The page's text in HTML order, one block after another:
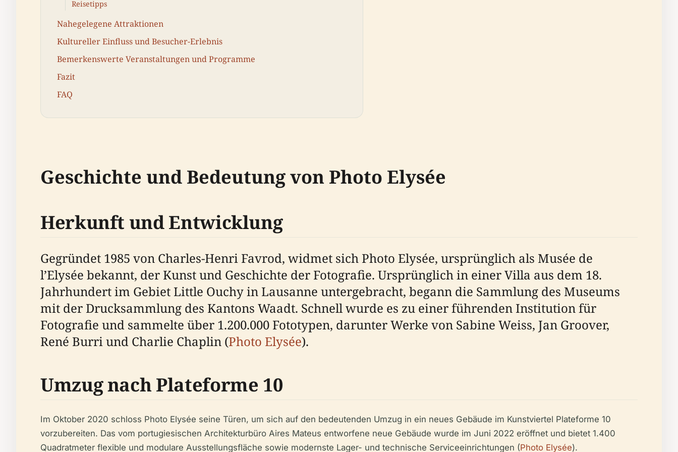
Reisetipps
Nahegelegene Attraktionen
Kultureller Einfluss und Besucher-Erlebnis
Bemerkenswerte Veranstaltungen und Programme
Fazit
FAQ
Geschichte und Bedeutung von Photo Elysée
Herkunft und Entwicklung
Gegründet 1985 von Charles-Henri Favrod, widmet sich Photo Elysée, ursprünglich als Musée de
l’Elysée bekannt, der Kunst und Geschichte der Fotografie. Ursprünglich in einer Villa aus dem 18.
Jahrhundert im Gebiet Little Ouchy in Lausanne untergebracht, begann die Sammlung des Museums
mit der Drucksammlung des Kantons Waadt. Schnell wurde es zu einer führenden Institution für
Fotografie und sammelte über 1.200.000 Fototypen, darunter Werke von Sabine Weiss, Jan Groover,
René Burri und Charlie Chaplin (Photo Elysée).
Umzug nach Plateforme 10
Im Oktober 2020 schloss Photo Elysée seine Türen, um sich auf den bedeutenden Umzug in ein neues Gebäude im Kunstviertel Plateforme 10
vorzubereiten. Das vom portugiesischen Architekturbüro Aires Mateus entworfene neue Gebäude wurde im Juni 2022 eröffnet und bietet 1.400
Quadratmeter flexible und modulare Ausstellungsfläche sowie modernste Lager- und technische Serviceeinrichtungen (Photo Elysée).